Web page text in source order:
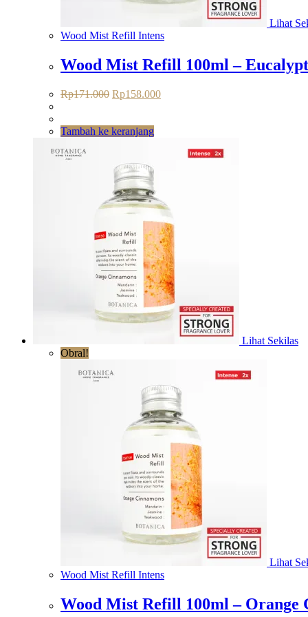
Lihat
Wood Mist Refill Intens
Wood Mist Refill 100ml –
Rp171.000 Harga
Rp171.000.
Rp158.000Harga
Tambah ke keranjang
Lihat Sekilas
Obral!
Lihat
Wood Mist Refill Intens
Wood Mist Refill 100ml – Orange